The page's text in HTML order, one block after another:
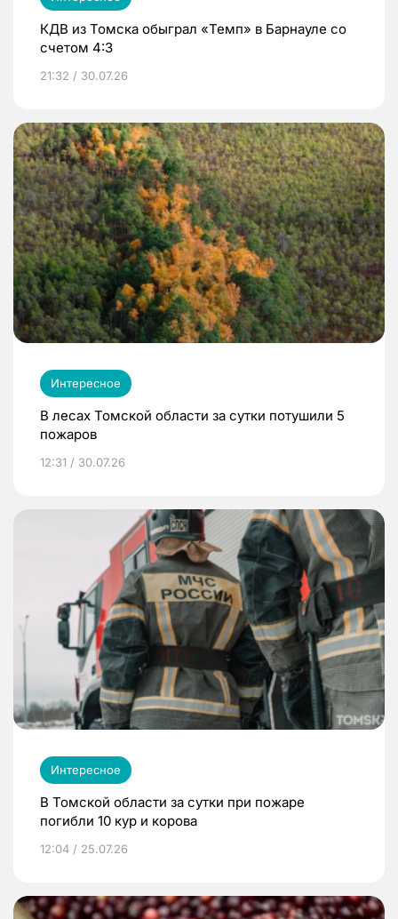
КДВ из Томска обыграл «Темп» в Барнауле со
счетом 4:3
21:32 / 30.07.26
Интересное
В лесах Томской области за сутки потушили 5
пожаров
12:31 / 30.07.26
Интересное
В Томской области за сутки при пожаре
погибли 10 кур и корова
12:04 / 25.07.26